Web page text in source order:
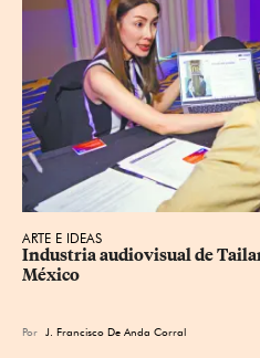
ARTE E IDEAS
Industria audiovisual de
México
Por J. Francisco De Anda Corral